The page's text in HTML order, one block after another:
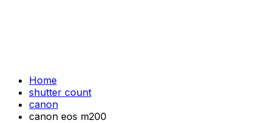
Home
shutter count
canon
canon eos m200